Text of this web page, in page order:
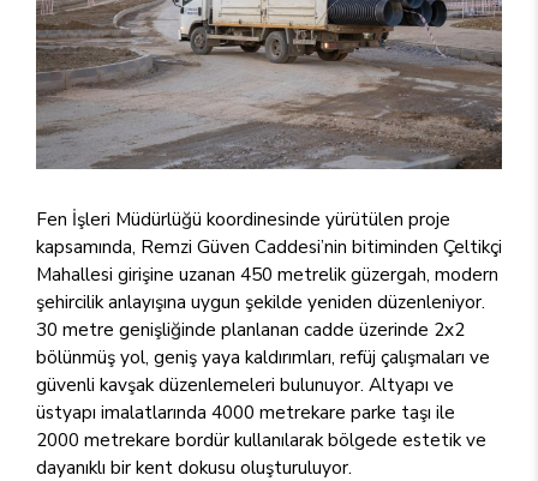
Fen İşleri Müdürlüğü koordinesinde yürütülen proje
kapsamında, Remzi Güven Caddesi’nin bitiminden Çeltikçi
Mahallesi girişine uzanan 450 metrelik güzergah, modern
şehircilik anlayışına uygun şekilde yeniden düzenleniyor.
30 metre genişliğinde planlanan cadde üzerinde 2x2
bölünmüş yol, geniş yaya kaldırımları, refüj çalışmaları ve
güvenli kavşak düzenlemeleri bulunuyor. Altyapı ve
üstyapı imalatlarında 4000 metrekare parke taşı ile
2000 metrekare bordür kullanılarak bölgede estetik ve
dayanıklı bir kent dokusu oluşturuluyor.